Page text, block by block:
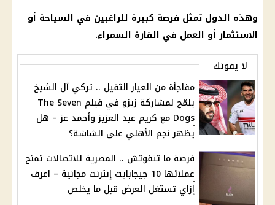
وهذه الدول تمثل فرصة كبيرة للراغبين في السياحة أو
الاستثمار أو العمل في القارة السمراء.
لا يفوتك
مفاجأة من العيار الثقيل .. تركي آل الشيخ
يلمّح لمشاركة زيزو في فيلم The Seven
Dogs مع كريم عبد العزيز وأحمد عز – هل
يظهر نجم الأهلي على الشاشة؟
فرصة ما تتفوتش .. المصرية للاتصالات تمنح
عملائها 10 جيجابايت إنترنت مجانية – اعرف
إزاي تستغل العرض قبل ما يخلص